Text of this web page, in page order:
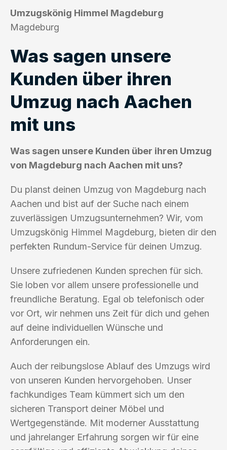
Umzugskönig Himmel Magdeburg
Magdeburg
Was sagen unsere
Kunden über ihren
Umzug nach Aachen
mit uns
Was sagen unsere Kunden über ihren Umzug
von Magdeburg nach Aachen mit uns?
Du planst deinen Umzug von Magdeburg nach
Aachen und bist auf der Suche nach einem
zuverlässigen Umzugsunternehmen? Wir, vom
Umzugskönig Himmel Magdeburg, bieten dir den
perfekten Rundum-Service für deinen Umzug.
Unsere zufriedenen Kunden sprechen für sich.
Sie loben vor allem unsere professionelle und
freundliche Beratung. Egal ob telefonisch oder
vor Ort, wir nehmen uns Zeit für dich und gehen
auf deine individuellen Wünsche und
Anforderungen ein.
Auch der reibungslose Ablauf des Umzugs wird
von unseren Kunden hervorgehoben. Unser
fachkundiges Team kümmert sich um den
sicheren Transport deiner Möbel und
Wertgegenstände. Mit moderner Ausstattung
und jahrelanger Erfahrung sorgen wir für eine